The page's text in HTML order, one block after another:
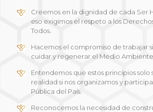
Creemos en la dignidad de cada Ser
eso exigimos el respeto a los
Todos.
Hacemos el compromiso de trabajar
cuidar y regenerar el Medio Ambiente.
Entendemos que estos principios solo
realidad si nos organizamos y
Pública del País.
Reconocemos la necesidad de